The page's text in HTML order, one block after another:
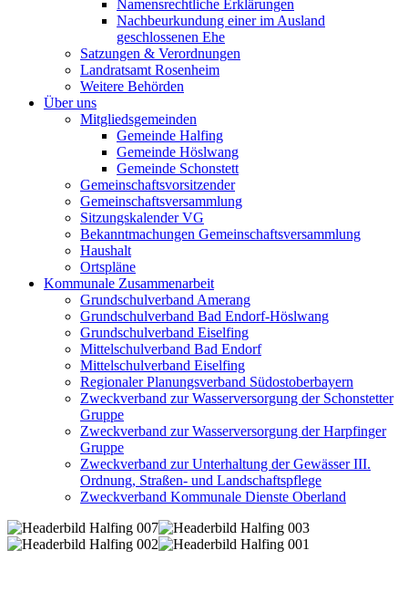
Namensrechtliche Erklärungen
Nachbeurkundung einer im Ausland
geschlossenen Ehe
Satzungen & Verordnungen
Landratsamt Rosenheim
Weitere Behörden
Über uns
Mitgliedsgemeinden
Gemeinde Halfing
Gemeinde Höslwang
Gemeinde Schonstett
Gemeinschaftsvorsitzender
Gemeinschaftsversammlung
Sitzungskalender VG
Bekanntmachungen Gemeinschaftsversammlung
Haushalt
Ortspläne
Kommunale Zusammenarbeit
Grundschulverband Amerang
Grundschulverband Bad Endorf-Höslwang
Grundschulverband Eiselfing
Mittelschulverband Bad Endorf
Mittelschulverband Eiselfing
Regionaler Planungsverband Südostoberbayern
Zweckverband zur Wasserversorgung der Schonstetter
Gruppe
Zweckverband zur Wasserversorgung der Harpfinger
Gruppe
Zweckverband zur Unterhaltung der Gewässer III.
Ordnung, Straßen- und Landschaftspflege
Zweckverband Kommunale Dienste Oberland